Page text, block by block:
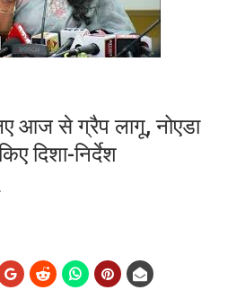
आज से ग्रैप लागू, नोएडा
दिशा-निर्देश